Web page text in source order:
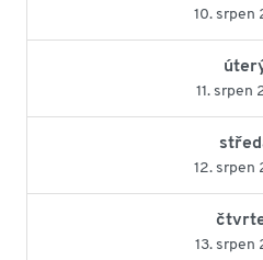
10. srpen
11. srpen
12. srpen
13. srpen